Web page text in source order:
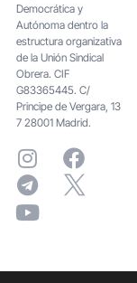
Democrática y
Autónoma dentro la
estructura organizativa
de la Unión Sindical
Obrera. CIF
G83365445. C/
Principe de Vergara, 13
7 28001 Madrid.